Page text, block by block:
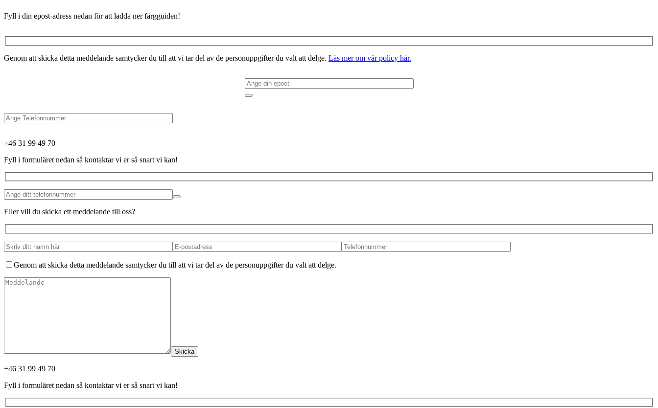
Fyll i din epost-adress nedan för att ladda ner färgguiden!
Genom att skicka detta meddelande samtycker du till att vi tar del av de personuppgifter du valt att delge. Läs mer om vår policy här.
+46 31 99 49 70
Fyll i formuläret nedan så kontaktar vi er så snart vi kan!
Eller vill du skicka ett meddelande till oss?
Genom att skicka detta meddelande samtycker du till att vi tar del av de personuppgifter du valt att delge.
Skicka
+46 31 99 49 70
Fyll i formuläret nedan så kontaktar vi er så snart vi kan!